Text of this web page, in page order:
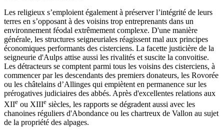
Les religieux s’emploient également à préserver l’intégrité de leurs
terres en s’opposant à des voisins trop entreprenants dans un
environnement féodal extrêmement complexe. D'une manière
générale, les structures seigneuriales réagissent mal aux principes
économiques performants des cisterciens. La facette justicière de la
seigneurie d'Aulps attise aussi les rivalités et suscite la convoitise.
Les détracteurs se comptent parmi tous les voisins des cisterciens, à
commencer par les descendants des premiers donateurs, les Rovorée
ou les châtelains d’Allinges qui empiètent en permanence sur les
prérogatives judiciaires des abbés. Après d'excellentes relations aux
XIIe ou XIIIe siècles, les rapports se dégradent aussi avec les
chanoines réguliers d'Abondance ou les chartreux de Vallon au sujet
de la propriété des alpages.